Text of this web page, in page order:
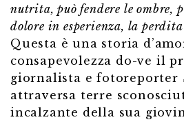
nutrita, può fendere le ombre,
dolore in esperienza, la
Questa è una storia
consapevolezza do-ve il
giornalista e fotoreporter
attraversa terre
incalzante della sua